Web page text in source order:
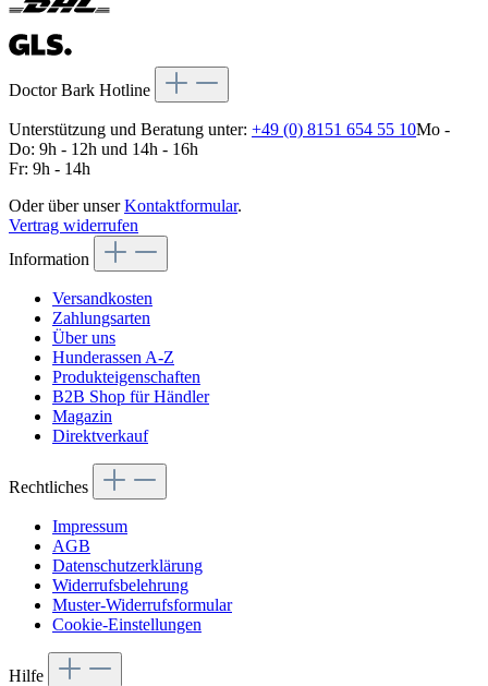
Doctor Bark Hotline
Unterstützung und Beratung unter: +49 (0) 8151 654 55 10Mo -
Do: 9h - 12h und 14h - 16h
Fr: 9h - 14h
Oder über unserKontaktformular.
Vertrag widerrufen
Information
Versandkosten
Zahlungsarten
Über uns
Hunderassen A-Z
Produkteigenschaften
B2B Shop für Händler
Magazin
Direktverkauf
Rechtliches
Impressum
AGB
Datenschutzerklärung
Widerrufsbelehrung
Muster-Widerrufsformular
Cookie-Einstellungen
Hilfe